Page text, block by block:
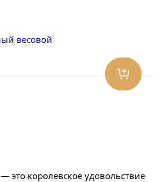
весовой
это королевское удовольствие